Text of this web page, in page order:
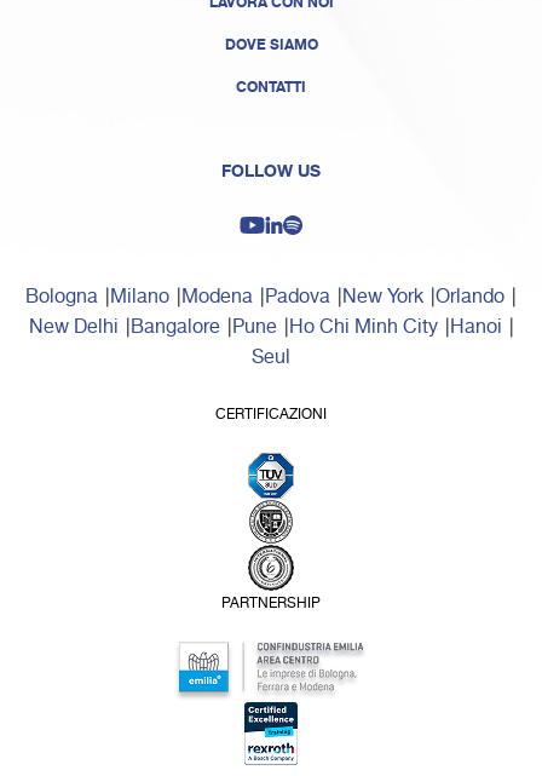
DOVE SIAMO
CONTATTI
FOLLOW US
Bologna Milano Modena Padova New York Orlando
New Delhi Bangalore Pune Ho Chi Minh City Hanoi
Seul
CERTIFICAZIONI
PARTNERSHIP